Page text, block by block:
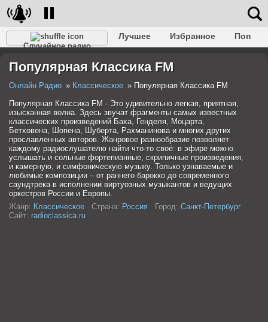
Случайное радио
Лучшее Избранное
Поп
Разговорное
Рэп Транс Дип-хаус
Популярная Классика FM
Онлайн Радио Классическое
Популярная Классика FM
Популярная Классика FM - Это удивительно легкая, приятная,
изысканная волна. Здесь звучат фрагменты самых известных
классических произведений Баха, Генделя, Моцарта,
Бетховена, Шопена, Шуберта, Рахманинова и многих других
прославленных авторов. Жанровое разнообразие позволяет
каждому радиослушателю найти что-то своё: в эфире можно
услышать и сольные фортепианные, скрипичные произведения,
и камерную, и симфоническую музыку. Только узнаваемые и
любимые композиции – от раннего барокко до современного
саундтрека в исполнении виртуозных музыкантов и ведущих
оркестров России и Европы.
Жанр: Классическое Страна: Россия Город: Санкт-Петербург
Сайт: radioclassica.ru